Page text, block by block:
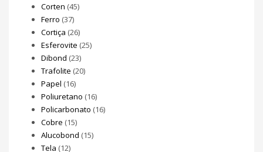
Corten (45)
Ferro (37)
Cortiça (26)
Esferovite (25)
Dibond (23)
Trafolite (20)
Papel (16)
Poliuretano (16)
Policarbonato (16)
Cobre (15)
Alucobond (15)
Tela (12)